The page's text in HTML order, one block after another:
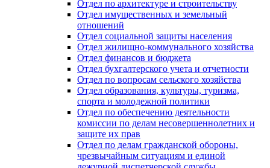
Отдел по архитектуре и строительству
Отдел имущественных и земельный
отношений
Отдел социальной защиты населения
Отдел жилищно-коммунального хозяйства
Отдел финансов и бюджета
Отдел бухгалтерского учета и отчетности
Отдел по вопросам сельского хозяйства
Отдел образования, культуры, туризма,
спорта и молодежной политики
Отдел по обеспечению деятельности
комиссии по делам несовершеннолетних и
защите их прав
Отдел по делам гражданской обороны,
чрезвычайным ситуациям и единой